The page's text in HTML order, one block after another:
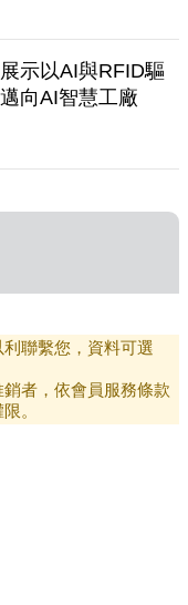
示以AI與RFID驅
向AI智慧工廠
聯繫您，資料可選
者，依會員服務條款
。